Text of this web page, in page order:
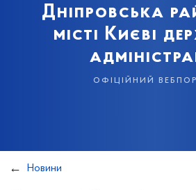
Дніпровська
місті Києві
офіційний
Новини